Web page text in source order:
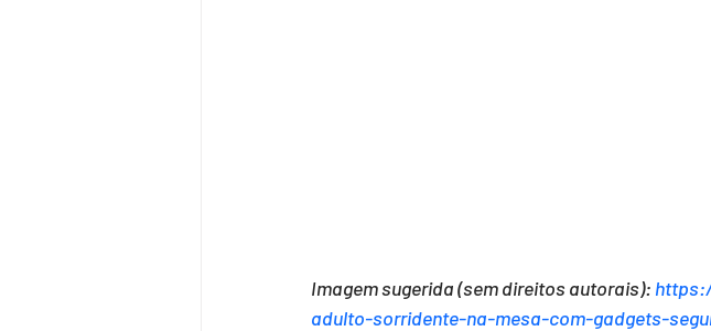
Imagem sugerida (sem direitos autorais):
adulto-sorridente-na-mesa-com-gadgets-